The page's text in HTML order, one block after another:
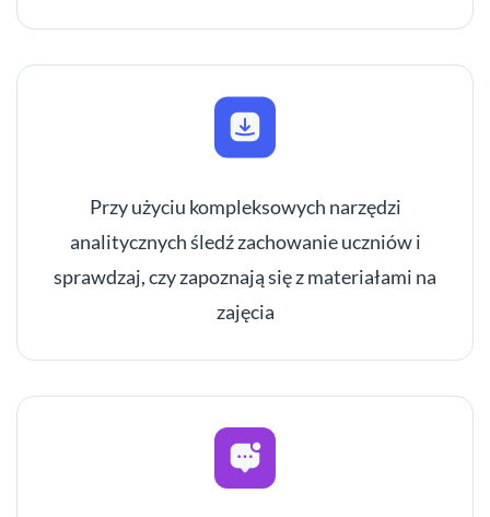
Przy użyciu kompleksowych narzędzi
analitycznych śledź zachowanie uczniów i
sprawdzaj, czy zapoznają się z materiałami na
zajęcia